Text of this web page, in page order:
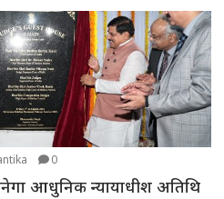
0
आधुनिक न्यायाधीश अतिथि